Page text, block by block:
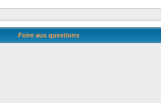
Foire aux questions